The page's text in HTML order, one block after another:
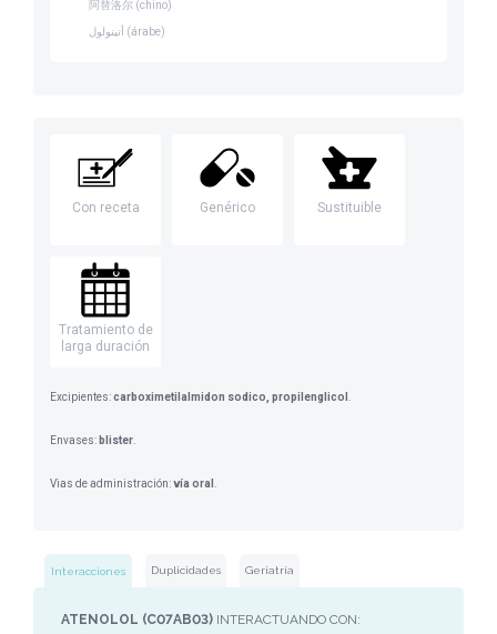
阿替洛尔 (chino)
أتينولول (árabe)
Con receta Genérico Sustituible
Tratamiento de
larga duración
Excipientes:carboximetilalmidon sodico, propilenglicol
Envases: blister
Vias de administración:vía oral
Interacciones Duplicidades Geriatría
ATENOLOL (C07AB03) INTERACTUANDO CON: